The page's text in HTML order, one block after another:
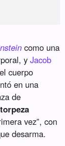
como una
yJacob
cuerpo
en una
de
torpeza
vez”, con
desarma.